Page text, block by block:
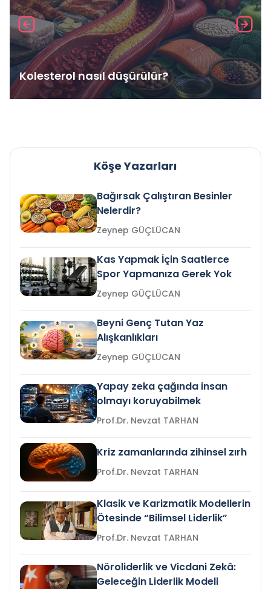
Kolesterol nasıl düşürülür?
Köşe Yazarları
Bağırsak Çalıştıran Besinler
Nelerdir?
Zeynep GÜÇLÜCAN
Kas Yapmak İçin Saatlerce
Spor Yapmanıza Gerek Yok
Zeynep GÜÇLÜCAN
Beyni Genç Tutan Yaz
Alışkanlıkları
Zeynep GÜÇLÜCAN
Yapay zeka çağında insan
olmayı koruyabilmek
Prof.Dr. Nevzat TARHAN
Kriz zamanlarında zihinsel zırh
Prof.Dr. Nevzat TARHAN
Klasik ve Karizmatik Modellerin
Ötesinde “Bilimsel Liderlik”
Prof.Dr. Nevzat TARHAN
Nöroliderlik ve Vicdani Zekâ:
Geleceğin Liderlik Modeli